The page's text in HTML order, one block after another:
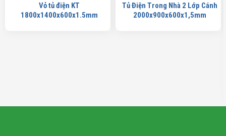
Vỏ tủ điện KT
1800x1400x600x1.5mm
Tủ Điện Trong Nhà 2 Lớp Cánh
2000x900x600x1,5mm